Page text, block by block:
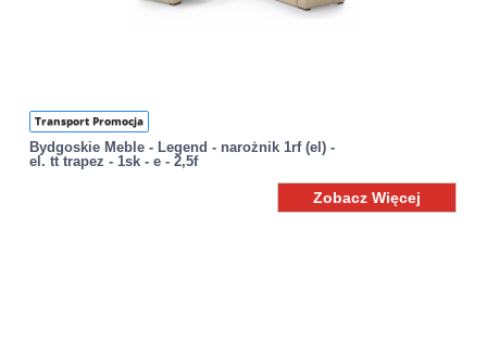
Transport Promocja
Bydgoskie Meble - Legend - narożnik 1rf (el) -
el. tt trapez - 1sk - e - 2,5f
Zobacz Więcej